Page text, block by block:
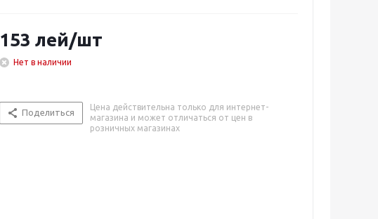
153 лей/шт
Нет в наличии
Поделиться
Цена действительна только для интернет-
магазина и может отличаться от цен в
розничных магазинах